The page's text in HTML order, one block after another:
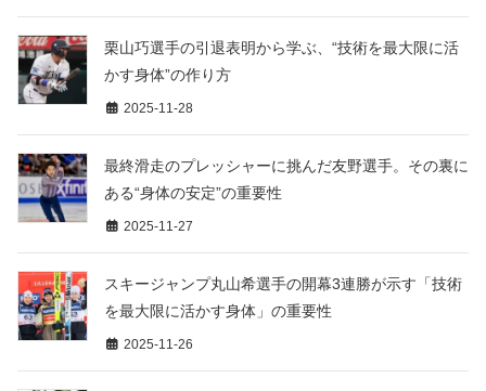
栗山巧選手の引退表明から学ぶ、“技術を最大限に活
かす身体”の作り方
2025-11-28
最終滑走のプレッシャーに挑んだ友野選手。その裏に
ある“身体の安定”の重要性
2025-11-27
スキージャンプ丸山希選手の開幕3連勝が示す「技術
を最大限に活かす身体」の重要性
2025-11-26